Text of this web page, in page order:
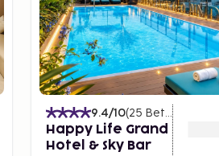
9.4/10(25 Betyg
Happy Life Grand
Hotel & Sky Bar